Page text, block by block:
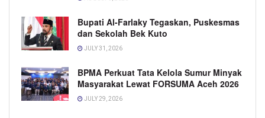
Bupati Al-Farlaky Tegaskan, Puskesmas
dan Sekolah Bek Kuto
JULY 31, 2026
BPMA Perkuat Tata Kelola Sumur Minyak
Masyarakat Lewat FORSUMA Aceh 2026
JULY 29, 2026